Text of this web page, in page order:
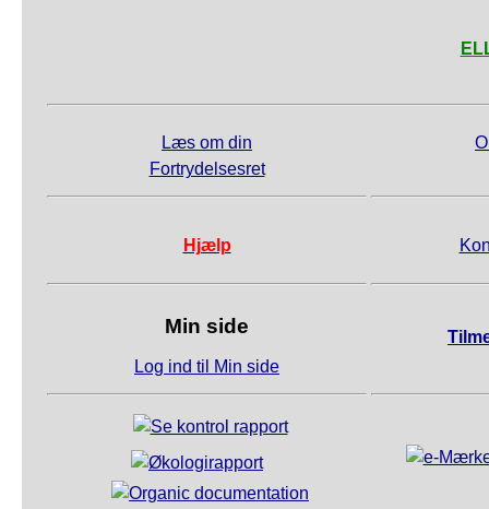
Læs om din
Fortrydelsesret
Hjælp
Min side
Log ind til Min side